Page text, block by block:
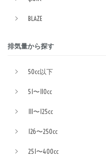
BLAZE
排気量から探す
50cc以下
51〜110cc
111〜125cc
126〜250cc
251〜400cc